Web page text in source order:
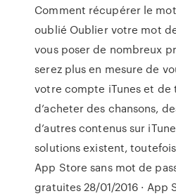
Comment récupérer le
oublié Oublier votre mot
vous poser de nombreux
serez plus en mesure de
votre compte iTunes et de
d’acheter des chansons,
d’autres contenus sur
solutions existent,
App Store sans mot de
gratuites 28/01/2016 · App